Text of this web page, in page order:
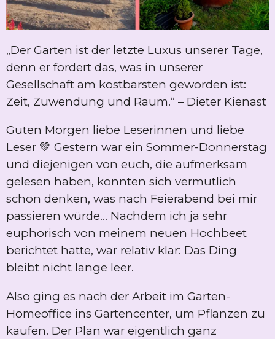
„Der Garten ist der letzte Luxus unserer Tage,
denn er fordert das, was in unserer
Gesellschaft am kostbarsten geworden ist:
Zeit, Zuwendung und Raum.“ – Dieter Kienast
Guten Morgen liebe Leserinnen und liebe
Leser 💚 Gestern war ein Sommer-Donnerstag
und diejenigen von euch, die aufmerksam
gelesen haben, konnten sich vermutlich
schon denken, was nach Feierabend bei mir
passieren würde... Nachdem ich ja sehr
euphorisch von meinem neuen Hochbeet
berichtet hatte, war relativ klar: Das Ding
bleibt nicht lange leer.
Also ging es nach der Arbeit im Garten-
Homeoffice ins Gartencenter, um Pflanzen zu
kaufen. Der Plan war eigentlich ganz